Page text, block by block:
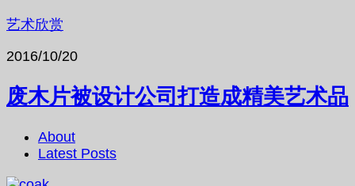
艺术欣赏
2016/10/20
废木片被设计公司打造成精美艺术品
About
Latest Posts